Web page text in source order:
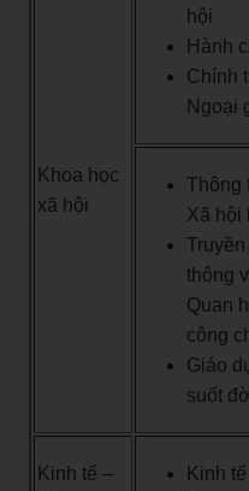
Khoa học
xã hội
hội
Hành
Chính
Ngoại
Thông
Xã hội
Truyền
thông
Quan
công
Giáo
suốt
Kinh tế –
Kinh tế